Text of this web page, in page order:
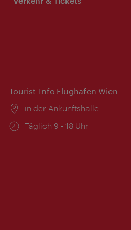
Tourist-Info Flughafen Wien
Ort:
in der Ankunftshalle
Öffnungszeiten:
Täglich 9 - 18 Uhr